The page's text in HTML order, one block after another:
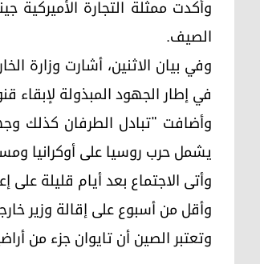
وأكدت ممثلة التجارة الأميركية
الصيف.
وفي بيان الاثنين، أشارت وزارة
في إطار الجهود المبذولة لإبقاء
وأضافت "تبادل الطرفان كذلك
يشمل حرب روسيا على أوكرانيا
وأقل من أسبوع على إقالة وزير
وتعتبر الصين أن تايوان جزء من